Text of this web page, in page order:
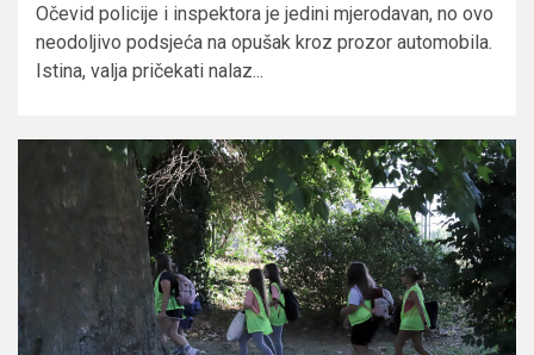
Očevid policije i inspektora je jedini mjerodavan, no ovo
neodoljivo podsjeća na opušak kroz prozor automobila.
Istina, valja pričekati nalaz...